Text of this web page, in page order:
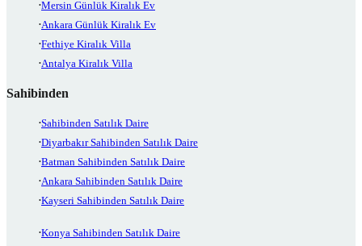
Mersin Günlük Kiralık Ev
Ankara Günlük Kiralık Ev
Fethiye Kiralık Villa
Antalya Kiralık Villa
Sahibinden
Sahibinden Satılık Daire
Diyarbakır Sahibinden Satılık Daire
Batman Sahibinden Satılık Daire
Ankara Sahibinden Satılık Daire
Kayseri Sahibinden Satılık Daire
Konya Sahibinden Satılık Daire